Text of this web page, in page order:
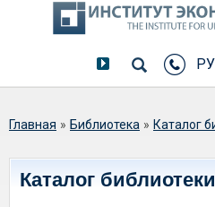
Вы здесь
Главная » Библиотека » Каталог
Каталог библиотеки